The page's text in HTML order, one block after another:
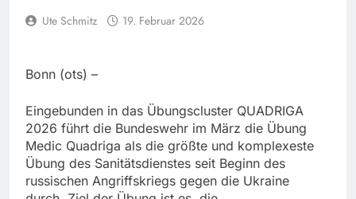
Ute Schmitz 19. Februar 2026
Bonn (ots) –
Eingebunden in das Übungscluster QUADRIGA
2026 führt die Bundeswehr im März die Übung
Medic Quadriga als die größte und komplexeste
Übung des Sanitätsdienstes seit Beginn des
russischen Angriffskriegs gegen die Ukraine